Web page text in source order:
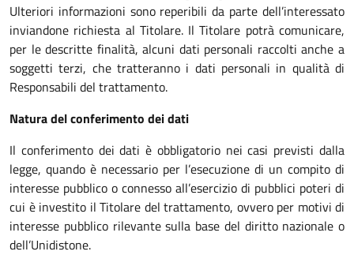
Ulteriori informazioni sono reperibili da parte dell’interessato
inviandone richiesta al Titolare. Il Titolare potrà comunicare,
per le descritte finalità, alcuni dati personali raccolti anche a
soggetti terzi, che tratteranno i dati personali in qualità di
Responsabili del trattamento.
Natura del conferimento dei dati
Il conferimento dei dati è obbligatorio nei casi previsti dalla
legge, quando è necessario per l’esecuzione di un compito di
interesse pubblico o connesso all’esercizio di pubblici poteri di
cui è investito il Titolare del trattamento, ovvero per motivi di
interesse pubblico rilevante sulla base del diritto nazionale o
dell’Unidistone.